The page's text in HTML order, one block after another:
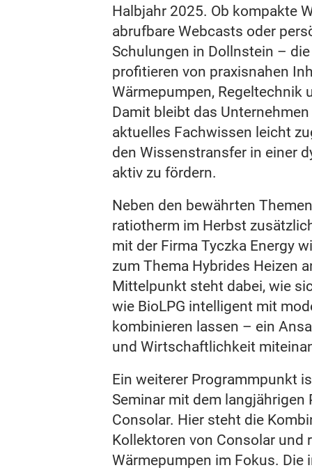
Halbjahr 2025. Ob kompakte
abrufbare Webcasts oder
Schulungen in Dollnstein –
profitieren von praxisnahen
Wärmepumpen, Regeltechnik
Damit bleibt das
aktuelles Fachwissen leicht
den Wissenstransfer in einer
aktiv zu fördern.
Neben den bewährten
ratiotherm im Herbst
mit der Firma Tyczka Energy
zum Thema Hybrides Heizen
Mittelpunkt steht dabei, wie
wie BioLPG intelligent mit
kombinieren lassen – ein
und Wirtschaftlichkeit
Ein weiterer Programmpunkt
Seminar mit dem
Consolar. Hier steht die
Kollektoren von Consolar und
Wärmepumpen im Fokus. Die